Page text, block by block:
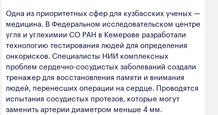
Одна из приоритетных сфер для кузбасских ученых —
медицина. В Федеральном исследовательском центре
угля и углехимии СО РАН в Кемерове разработали
технологию тестирования людей для определения
онкорисков. Специалисты НИИ комплексных
проблем сердечно-сосудистых заболеваний создали
тренажер для восстановления памяти и внимания
людей, перенесших операции на сердце. Проводятся
испытания сосудистых протезов, которые могут
заменить артерии диаметром меньше 4 мм.